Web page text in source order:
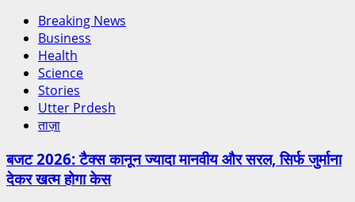
Breaking News
Business
Health
Science
Stories
Utter Prdesh
ताज़ा
बजट 2026: टैक्स कानून ज्यादा मानवीय और सरल, सिर्फ जुर्माना
देकर खत्म होगा केस